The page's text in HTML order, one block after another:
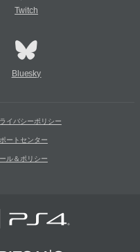
Twitch
Bluesky
イバシーポリシー
ートセンター
ル＆ポリシー